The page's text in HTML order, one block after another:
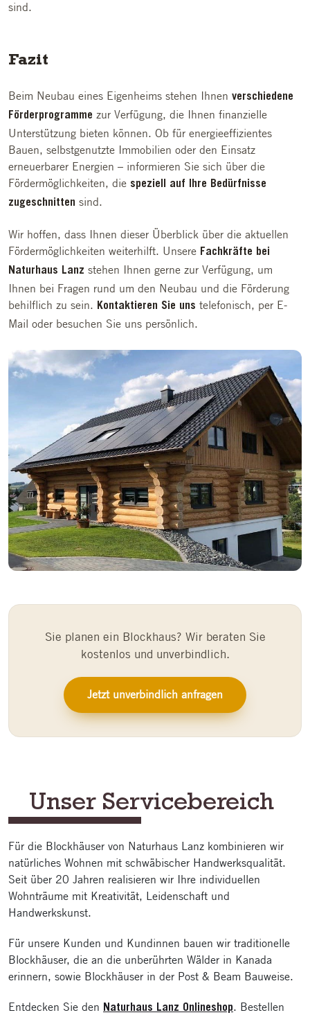
sind.
Fazit
Beim Neubau eines Eigenheims stehen Ihnen verschiedene
Förderprogramme zur Verfügung, die Ihnen finanzielle
Unterstützung bieten können. Ob für energieeffizientes
Bauen, selbstgenutzte Immobilien oder den Einsatz
erneuerbarer Energien – informieren Sie sich über die
Fördermöglichkeiten, die speziell auf Ihre Bedürfnisse
zugeschnitten sind.
Wir hoffen, dass Ihnen dieser Überblick über die aktuellen
Fördermöglichkeiten weiterhilft. Unsere Fachkräfte bei
Naturhaus Lanz stehen Ihnen gerne zur Verfügung, um
Ihnen bei Fragen rund um den Neubau und die Förderung
behilflich zu sein. Kontaktieren Sie uns telefonisch, per E-
Mail oder besuchen Sie uns persönlich.
Sie planen ein Blockhaus? Wir beraten Sie
kostenlos und unverbindlich.
Jetzt unverbindlich anfragen
Unser Service­bereich
Für die Blockhäuser von Naturhaus Lanz kombinieren wir
natürliches Wohnen mit schwäbischer Handwerksqualität.
Seit über 20 Jahren realisieren wir Ihre individuellen
Wohnträume mit Kreativität, Leidenschaft und
Handwerkskunst.
Für unsere Kunden und Kundinnen bauen wir traditionelle
Blockhäuser, die an die unberührten Wälder in Kanada
erinnern, sowie Blockhäuser in der Post & Beam Bauweise.
Entdecken Sie den Naturhaus Lanz Onlineshop. Bestellen